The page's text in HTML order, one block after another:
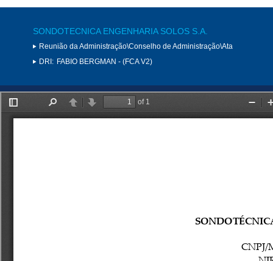
SONDOTECNICA ENGENHARIA SOLOS S.A.
Reunião da Administração\Conselho de Administração\Ata
DRI: FABIO BERGMAN - (FCA V2)